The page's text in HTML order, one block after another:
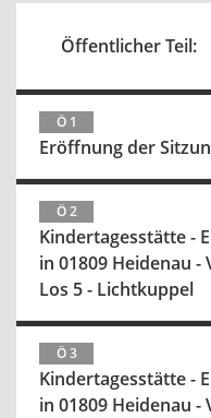
Öffentlicher Teil:
Ö 1
Eröffnung der
Ö 2
Kindertagesstätte -
in 01809 Heidenau -
Los 5 - Lichtkuppel
Ö 3
Kindertagesstätte -
in 01809 Heidenau -